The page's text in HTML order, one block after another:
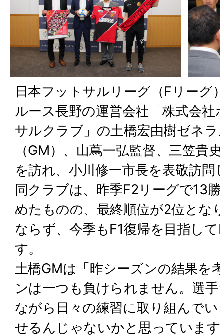
日本フットサルリーグ（Fリーグ
ルース長野の運営会社「株式会
サルクラブ」の土橋宏由樹ゼネ
（GM）、山蔦一弘監督、三笠貴
を訪れ、小川修一市長を表敬訪
同クラブは、昨季F2リーグで13
めたものの、最終順位が2位とな
ならず、今季もF1復帰を目指し
す。
土橋GMは「昨シーズンの結果を
ンは一つも負けられません。選
ながら日々の練習に取り組んで
せるんじゃないかと思っていま